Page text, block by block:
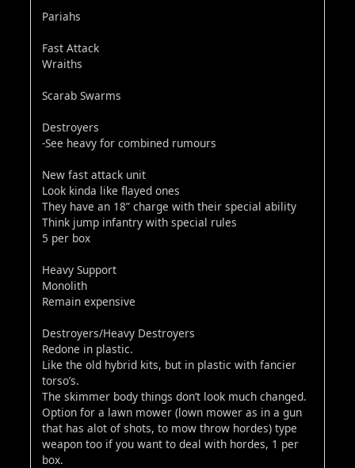
Pariahs
Fast Attack
Wraiths
Scarab Swarms
Destroyers
-See heavy for combined rumours
New fast attack unit
Look kinda like flayed ones
They have an 18” charge with their special ability
Think jump infantry with special rules
5 per box
Heavy Support
Monolith
Remain expensive
Destroyers/Heavy Destroyers
Redone in plastic.
Like the old hybrid kits, but in plastic with fancier
torso’s.
The skimmer body things don’t look much changed.
Option for a lawn mower (lown mower as in a gun
that has alot of shots, to mow throw hordes) type
weapon too if you want to deal with hordes, 1 per
box.